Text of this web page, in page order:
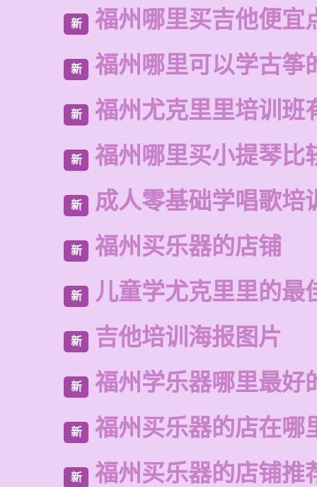
新 福州哪里买吉他便宜
新 福州哪里可以学古筝
新 福州尤克里里培训班
新 福州哪里买小提琴比
新 成人零基础学唱歌培
新 福州买乐器的店铺
新 儿童学尤克里里的最
新 吉他培训海报图片
新 福州学乐器哪里最好
新 福州买乐器的店在哪
新 福州买乐器的店铺推